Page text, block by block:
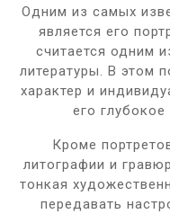
Одним из самых
является его
считается одним
литературы. В этом
характер и
его глубокое
Кроме
литографии и
тонкая
передавать